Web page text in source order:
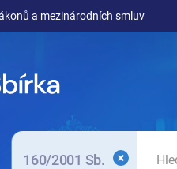
a mezinárodních smluv
160/2001 Sb.